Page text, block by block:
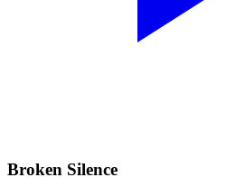
Broken Silence